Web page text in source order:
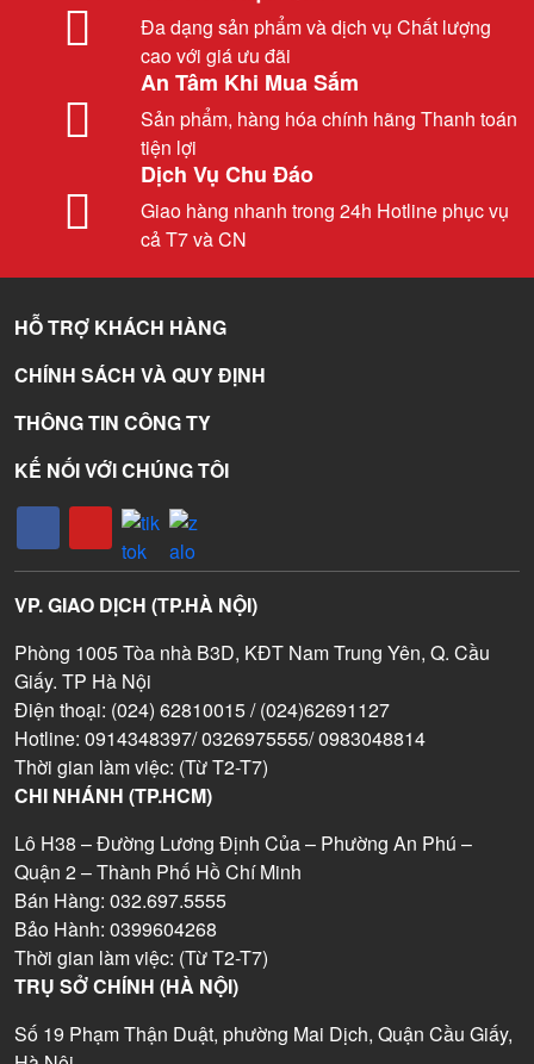
Đa dạng sản phẩm và dịch vụ Chất lượng
cao với giá ưu đãi
An Tâm Khi Mua Sắm
Sản phẩm, hàng hóa chính hãng Thanh toán
tiện lợi
Dịch Vụ Chu Đáo
Giao hàng nhanh trong 24h Hotline phục vụ
cả T7 và CN
HỖ TRỢ KHÁCH HÀNG
CHÍNH SÁCH VÀ QUY ĐỊNH
THÔNG TIN CÔNG TY
KẾ NỐI VỚI CHÚNG TÔI
VP. GIAO DỊCH (TP.HÀ NỘI)
Phòng 1005 Tòa nhà B3D, KĐT Nam Trung Yên, Q. Cầu
Giấy. TP Hà Nội
Điện thoại: (024) 62810015 / (024)62691127
Hotline: 0914348397/ 0326975555/ 0983048814
Thời gian làm việc: (Từ T2-T7)
CHI NHÁNH (TP.HCM)
Lô H38 – Đường Lương Định Của – Phường An Phú –
Quận 2 – Thành Phố Hồ Chí Minh
Bán Hàng: 032.697.5555
Bảo Hành: 0399604268
Thời gian làm việc: (Từ T2-T7)
TRỤ SỞ CHÍNH (HÀ NỘI)
Số 19 Phạm Thận Duật, phường Mai Dịch, Quận Cầu Giấy,